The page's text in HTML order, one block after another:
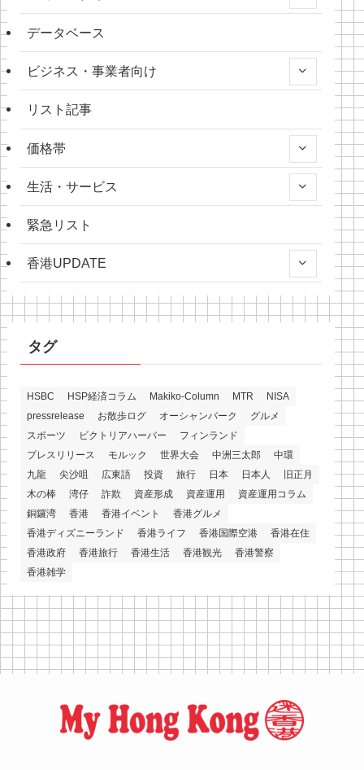
データベース
ビジネス・事業者向け
リスト記事
価格帯
生活・サービス
緊急リスト
香港UPDATE
タグ
HSBC HSP経済コラム Makiko-Column MTR
NISA
pressrelease
お散歩ログ オーシャンパーク
グルメ
スポーツ
ビクトリアハーバー
フィンランド
プレスリリース
モルック 世界大会 中洲三太郎
中環
九龍
尖沙咀 広東語 投資 旅行 日本 日本人
旧正月
木の棒
湾仔 詐欺 資産形成 資産運用
資産運用コラム
銅鑼湾
香港 香港イベント
香港グルメ
香港ディズニーランド
香港ライフ 香港国際空港
香港在住
香港政府
香港旅行 香港生活 香港観光
香港警察
香港雑学